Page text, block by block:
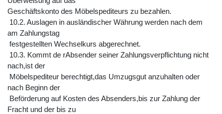
Geschäftskonto des Möbelspediteurs zu bezahlen.
10.2. Auslagen in ausländischer Währung werden nach dem
am Zahlungstag
festgestellten Wechselkurs abgerechnet.
10.3. Kommt de rAbsender seiner Zahlungsverpflichtung nicht
nach,ist der
Möbelspediteur berechtigt,das Umzugsgut anzuhalten oder
nach Beginn der
Beförderung auf Kosten des Absenders,bis zur Zahlung der
Fracht und der bis zu